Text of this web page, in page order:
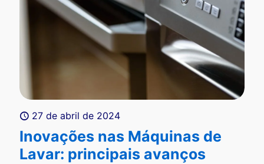
27 de abril de 2024
Inovações nas Máquinas de
Lavar: principais avanços